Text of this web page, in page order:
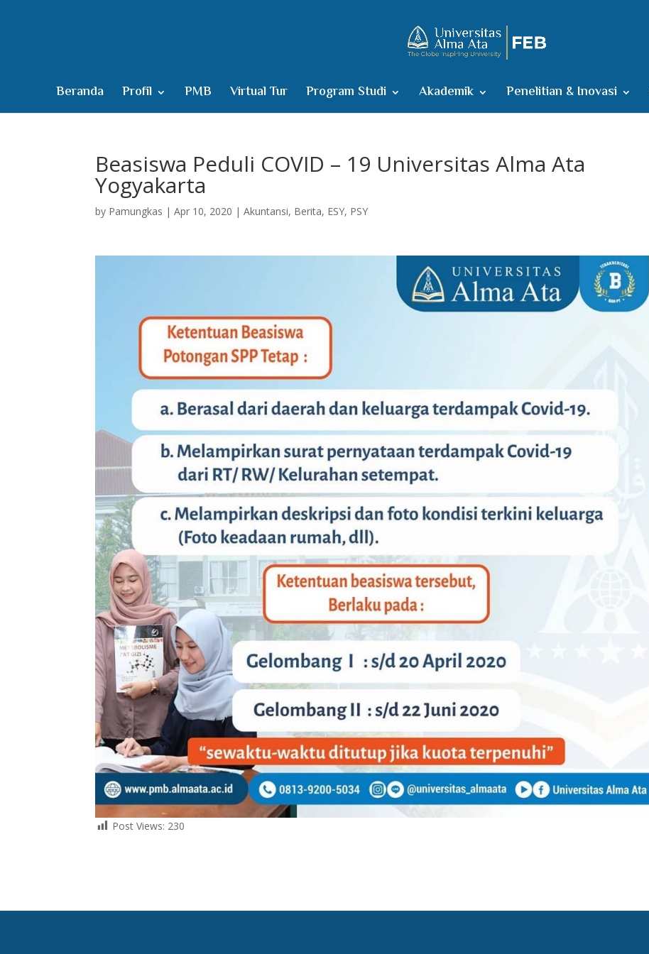
Beranda Profil PMB Virtual Tur Program Studi Akademik Penelitian & Inovasi
Beasiswa Peduli COVID – 19 Universitas Alma Ata
Yogyakarta
by Pamungkas |Apr 10, 2020 |Akuntansi, Berita, ESY, PSY
Post Views: 230